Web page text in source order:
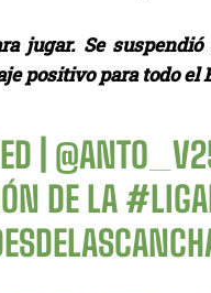
jugar. Se
positivo para todo el
DE LA